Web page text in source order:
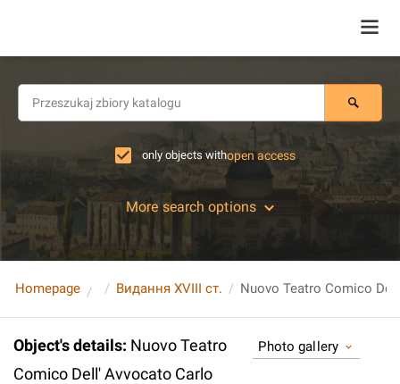
only objects withopen access
More search options
Homepage Видання XVIII ст.
Object's details: Nuovo Teatro
Comico Dell' Avvocato Carlo
Photo gallery